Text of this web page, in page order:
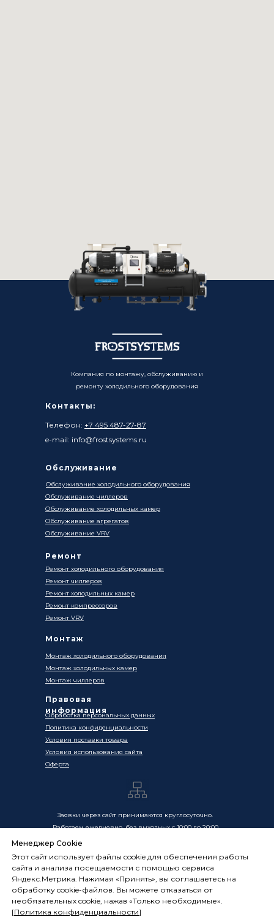
Контакты:
Телефон: +7 495 487-27-87
e-mail: info@frostsystems.ru
Ремонт
Цены, указанные на сайте, носят информационный
характер и не являются публичной офертой в смысле
ст. 437 ГК РФ. Окончательная стоимость товаров и услуг
определяется индивидуально и фиксируется в
Спецификации. Условия оказания услуг определяются
публичной офертой, размещённой по адресу:
Заявки через сайт принимаются круглосуточно.
Работаем ежедневно, без выходных с 10:00 до 20:00
Обработка персональных данных
Политика конфиденциальности
Условия поставки товара
Оферта
Условия использования сайта
Компания по монтажу, обслуживанию и
ремонту холодильного оборудования
Ремонт холодильного оборудования
Ремонт чиллеров
Ремонт холодильных камер
Ремонт компрессоров
Ремонт VRV
Монтаж
Правовая
информация
Монтаж холодильного оборудования
Монтаж чиллеров
Монтаж холодильных камер
Обслуживание
Обслуживание холодильного оборудования
Обслуживание чиллеров
Обслуживание холодильных камер
Обслуживание агрегатов
Обслуживание VRV
Менеджер Cookie
Этот сайт использует файлы cookie для обеспечения работы
сайта и анализа посещаемости с помощью сервиса
Яндекс.Метрика. Нажимая «Принять», вы соглашаетесь на
обработку cookie-файлов. Вы можете отказаться от
необязательных cookie, нажав «Только необходимые».
[Политика конфиденциальности]